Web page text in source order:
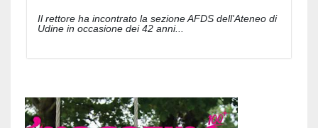
Il rettore ha incontrato la sezione AFDS dell'Ateneo di
Udine in occasione dei 42 anni...